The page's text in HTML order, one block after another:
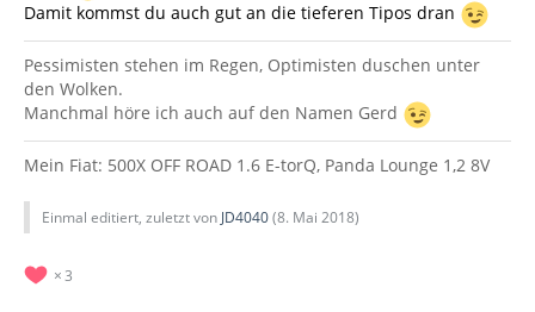
Damit kommst du auch gut an die tieferen Tipos dran
Pessimisten stehen im Regen, Optimisten duschen unter
den Wolken.
Manchmal höre ich auch auf den Namen Gerd
Mein Fiat: 500X OFF ROAD 1.6 E-torQ, Panda Lounge 1,2 8V
Einmal editiert, zuletzt von JD4040(8. Mai 2018)
3